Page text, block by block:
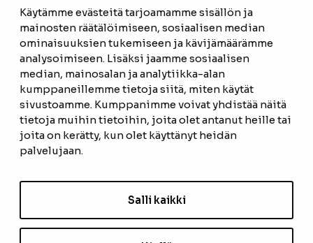
Käytämme evästeitä tarjoamamme sisällön ja
mainosten räätälöimiseen, sosiaalisen median
ominaisuuksien tukemiseen ja kävijämäärämme
analysoimiseen. Lisäksi jaamme sosiaalisen
median, mainosalan ja analytiikka-alan
kumppaneillemme tietoja siitä, miten käytät
sivustoamme. Kumppanimme voivat yhdistää näitä
tietoja muihin tietoihin, joita olet antanut heille tai
joita on kerätty, kun olet käyttänyt heidän
palvelujaan.
Salli kaikki
ETUSIVU
TUOTTEET
REFERENSSIT
OTA YHTEYTTÄ
TIETOSUOJASELOSTE
EVÄSTEASETUKSET